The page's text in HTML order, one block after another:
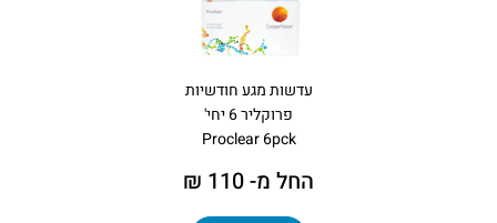
עדשות מגע חודשיות
פרוקליר 6 יחי'
Proclear 6pck
החל מ- 110 ₪